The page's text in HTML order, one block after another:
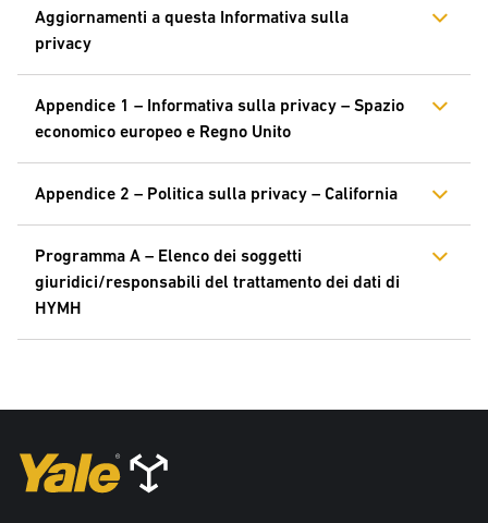
Aggiornamenti a questa Informativa sulla
privacy
Appendice 1 – Informativa sulla privacy – Spazio
economico europeo e Regno Unito
Appendice 2 – Politica sulla privacy – California
Programma A – Elenco dei soggetti
giuridici/responsabili del trattamento dei dati di
HYMH